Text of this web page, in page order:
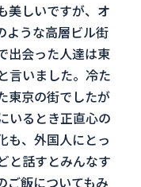
美しいですが、オ
ような高層ビル街
出会った人達は東
言いました。冷た
東京の街でしたが
いるとき正直心の
も、外国人にとっ
と話すとみんなす
ご飯についてもみ